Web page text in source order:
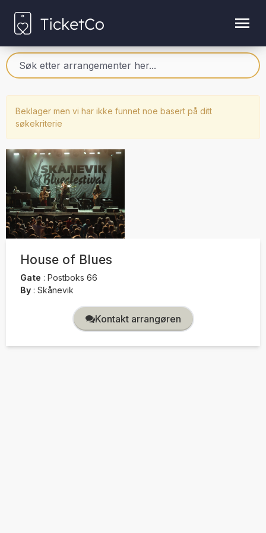
Beklager men vi har ikke funnet noe basert på ditt
søkekriterie
House of Blues
Gate : Postboks 66
By : Skånevik
Kontakt arrangøren